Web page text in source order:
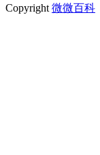
Copyright 微微百科